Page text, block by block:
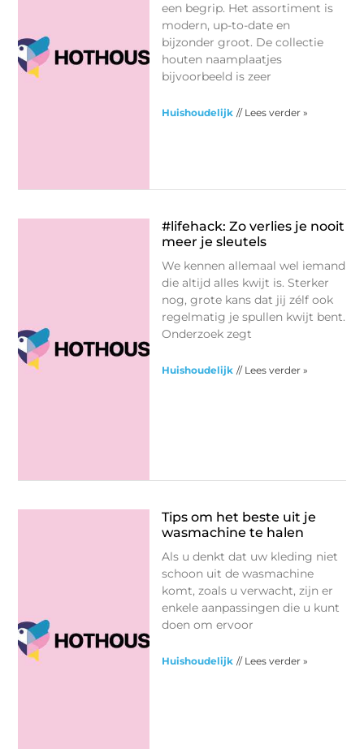
een begrip. Het assortiment is
modern, up-to-date en
bijzonder groot. De collectie
houten naamplaatjes
bijvoorbeeld is zeer
Huishoudelijk // Lees verder »
#lifehack: Zo verlies je nooit
meer je sleutels
We kennen allemaal wel iemand
die altijd alles kwijt is. Sterker
nog, grote kans dat jij zélf ook
regelmatig je spullen kwijt bent.
Onderzoek zegt
Huishoudelijk // Lees verder »
Tips om het beste uit je
wasmachine te halen
Als u denkt dat uw kleding niet
schoon uit de wasmachine
komt, zoals u verwacht, zijn er
enkele aanpassingen die u kunt
doen om ervoor
Huishoudelijk // Lees verder »